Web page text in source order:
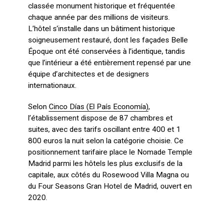
classée monument historique et fréquentée
chaque année par des millions de visiteurs.
L’hôtel s’installe dans un bâtiment historique
soigneusement restauré, dont les façades Belle
Époque ont été conservées à l’identique, tandis
que l’intérieur a été entièrement repensé par une
équipe d’architectes et de designers
internationaux.
Selon Cinco Días (El País Economía),
l’établissement dispose de 87 chambres et
suites, avec des tarifs oscillant entre 400 et 1
800 euros la nuit selon la catégorie choisie. Ce
positionnement tarifaire place le Nomade Temple
Madrid parmi les hôtels les plus exclusifs de la
capitale, aux côtés du Rosewood Villa Magna ou
du Four Seasons Gran Hotel de Madrid, ouvert en
2020.